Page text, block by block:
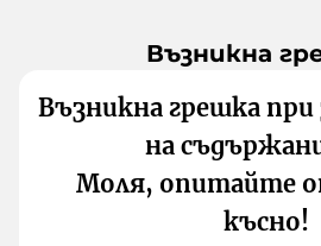
Възникна
Възникна грешка
на
Моля, опитайте
късно!